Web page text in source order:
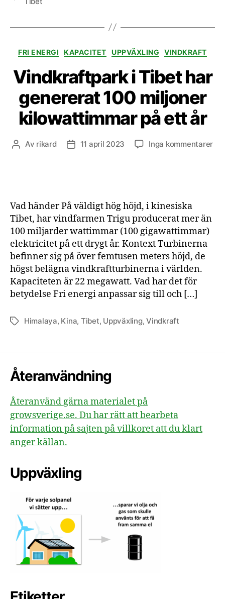
Kategorier
FRI ENERGI KAPACITET UPPVÄXLING VINDKRAFT
Vindkraftpark i Tibet har
genererat 100 miljoner
kilowattimmar på ett år
Inläggsförfattare
Av rikard Inläggsdatum
11 april 2023 Inga kommentarertill
Vad händer På väldigt hög höjd, i kinesiska
Tibet, har vindfarmen Trigu producerat mer än
100 miljarder wattimmar (100 gigawattimmar)
elektricitet på ett drygt år. Kontext Turbinerna
befinner sig på över femtusen meters höjd, de
högst belägna vindkraftturbinerna i världen.
Kapaciteten är 22 megawatt. Vad har det för
betydelse Fri energi anpassar sig till och […]
EtiketterHimalaya, Kina, Tibet, Uppväxling,Vindkraft
Återanvändning
Återanvänd gärna materialet på
growsverige.se. Du har rätt att bearbeta
information på sajten på villkoret att du klart
anger källan.
Uppväxling